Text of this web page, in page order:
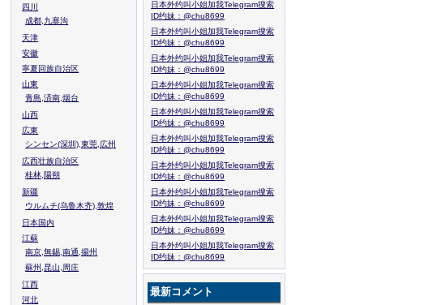
四川
成都,九寨沟
天津
安徽
寧夏回族自治区
山東
青島,済南,烟台
山西
広東
シンセン(深圳),東莞,広州
広西壮族自治区
桂林,陽朔
新疆
ウルムチ(乌鲁木齐),敦煌
日本国内
江蘇
南京,無錫,南通,揚州
蘇州,昆山,周庄
江西
河北
日本外约叫小姐加我Telegram搜索
ID约妹：@chu8699
日本外约叫小姐加我Telegram搜索
ID约妹：@chu8699
日本外约叫小姐加我Telegram搜索
ID约妹：@chu8699
日本外约叫小姐加我Telegram搜索
ID约妹：@chu8699
日本外约叫小姐加我Telegram搜索
ID约妹：@chu8699
日本外约叫小姐加我Telegram搜索
ID约妹：@chu8699
日本外约叫小姐加我Telegram搜索
ID约妹：@chu8699
日本外约叫小姐加我Telegram搜索
ID约妹：@chu8699
日本外约叫小姐加我Telegram搜索
ID约妹：@chu8699
日本外约叫小姐加我Telegram搜索
ID约妹：@chu8699
最新コメント